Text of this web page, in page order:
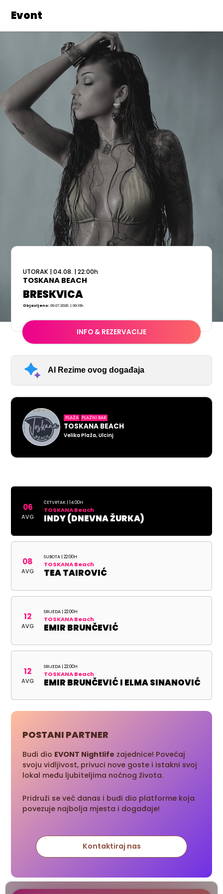
Evont
UTORAK |04.08. |22:00h
TOSKANA BEACH
BRESKVICA
Objavljeno:09.07.2026. | 09:10h
INFO & REZERVACIJE
AI Rezime ovog događaja
PLAŽA PLAŽNI BAR
TOSKANA BEACH
Velika Plaža, Ulcinj
06
AVG
ČETVRTAK | 14:00H
TOSKANA Beach
INDY (DNEVNA ŽURKA)
08
AVG
SUBOTA | 22:00H
TOSKANA Beach
TEA TAIROVIĆ
12
AVG
SRIJEDA | 22:00H
TOSKANA Beach
EMIR BRUNČEVIĆ
12
AVG
SRIJEDA | 22:00H
TOSKANA Beach
EMIR BRUNČEVIĆ I ELMA SINANOVIĆ
POSTANI PARTNER
Budi dio EVONT Nightlife zajednice! Povećaj
svoju vidljivost, privuci nove goste i istakni svoj
lokal među ljubiteljima noćnog života.
Pridruži se već danas i budi dio platforme koja
povezuje najbolja mjesta i događaje!
Kontaktiraj nas